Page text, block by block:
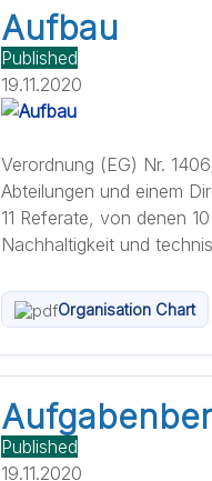
Aufbau
Published
19.11.2020
Verordnung (EG) Nr.
Abteilungen und einem
11 Referate, von denen
Nachhaltigkeit und
Organisation Chart
Published
19.11.2020